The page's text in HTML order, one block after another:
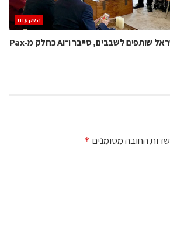
השקעות
הפיליפינים מחפשים בישראל שותפים לשבבים, סייבר ו־AI כחלק מ-Pax
שדות החובה מסומנים *